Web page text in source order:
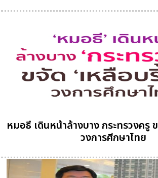
หมอธี เดินหน้าล้างบาง กระทรวงครู
วงการศึกษาไทย